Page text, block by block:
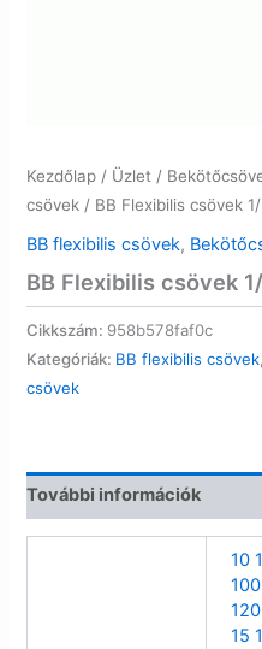
Kezdőlap / Üzlet /
csövek / BB Flexibilis csövek
BB flexibilis csövek,
BB Flexibilis csövek
Cikkszám: 958b578faf0c
Kategóriák: BB flexibilis csövek
csövek
További információk
10
15